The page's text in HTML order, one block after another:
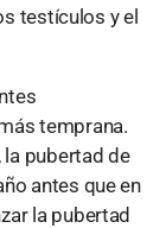
testículos y el
temprana.
pubertad de
antes que en
la pubertad